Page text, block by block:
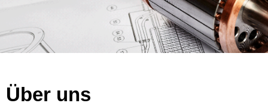
Über uns